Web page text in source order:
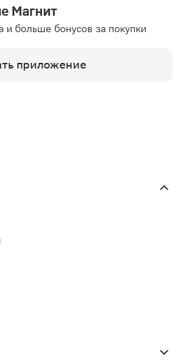
Магнит
и больше бонусов за покупки
приложение